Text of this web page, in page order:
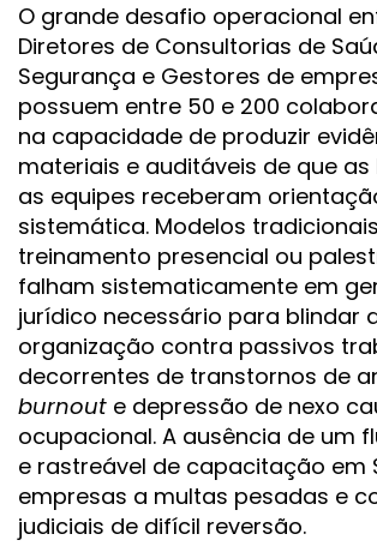
O grande desafio operacional
Diretores de Consultorias de
Segurança e Gestores de
possuem entre 50 e 200
na capacidade de produzir
materiais e auditáveis de que
as equipes receberam
sistemática. Modelos
treinamento presencial ou
falham sistematicamente em
jurídico necessário para blindar
organização contra passivos
decorrentes de transtornos de
burnout e depressão de nexo
ocupacional. A ausência de um
e rastreável de capacitação em
empresas a multas pesadas e
judiciais de difícil reversão.